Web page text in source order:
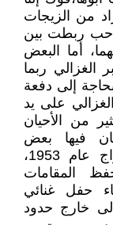
من الزيجات
حب ربطت بين
أما البعض
الغزالي ربما
إلى دفعة
على يد
من الأحيان
فيها بعض
الوصلات فردية وأخرى ثنائية. تم الزواج عام 1953،
المقامات
قاما بإحياء حفل غنائي
خارج حدود